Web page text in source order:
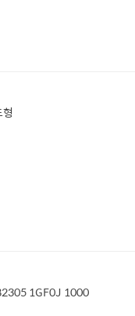
1GF0J 1000